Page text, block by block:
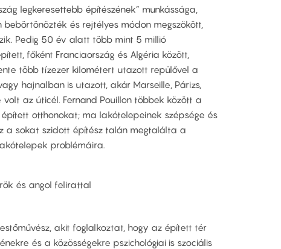
legkeresettebb építészének” munkássága,
és rejtélyes módon megszökött,
Pedig 50 év alatt több mint 5 millió
főként Franciaország és Algéria között,
több tízezer kilométert utazott repülővel a
hajnalban is utazott, akár Marseille, Párizs,
az úticél. Fernand Pouillon többek között a
otthonokat; ma lakótelepeinek szépsége és
a sokat szidott építész talán megtalálta a
problémáira.
és angol felirattal
akit foglalkoztat, hogy az épített tér
és a közösségekre pszichológiai is szociális